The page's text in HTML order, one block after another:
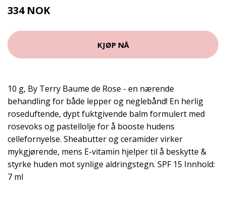
334 NOK
KJØP NÅ
10 g, By Terry Baume de Rose - en nærende
behandling for både lepper og neglebånd! En herlig
roseduftende, dypt fuktgivende balm formulert med
rosevoks og pastellolje for å booste hudens
cellefornyelse. Sheabutter og ceramider virker
mykgjørende, mens E-vitamin hjelper til å beskytte &
styrke huden mot synlige aldringstegn. SPF 15 Innhold:
7 ml